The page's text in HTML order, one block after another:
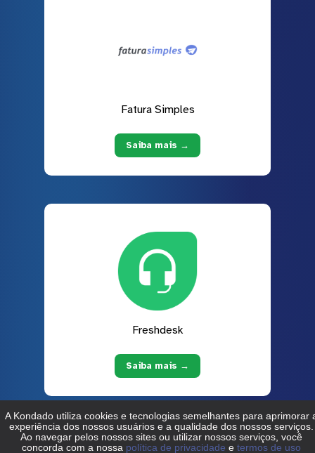
Fatura Simples
Saiba mais →
Freshdesk
Saiba mais →